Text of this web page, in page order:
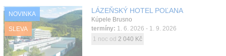
Kontakt
NOVINKA
SLEVA
LÁZEŇSKÝ HOTEL POĽANA
Kúpele Brusno
termíny: 1. 6. 2026 - 1. 9. 2026
1 noc od 2 040 Kč